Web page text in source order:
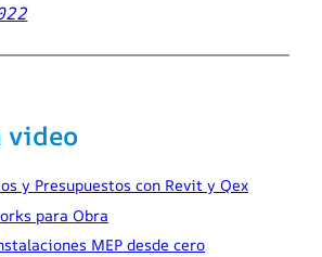
video
y Presupuestos con Revit y Qex
para Obra
MEP desde cero